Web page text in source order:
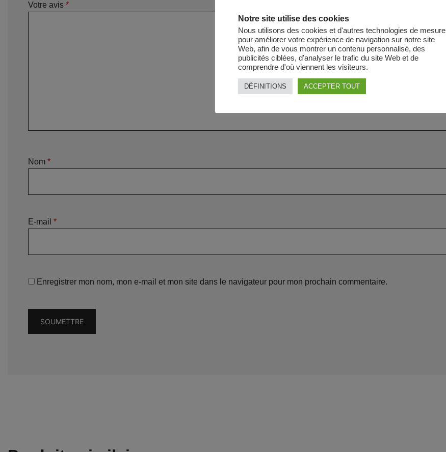
Votre avis *
Nom *
E-mail *
Enregistrer mon nom, mon e-mail et mon site dans le navigateur pour mon prochain commentaire.
Notre site utilise des cookies
Nous utilisons des cookies et d'autres technologies de mesure
pour améliorer votre expérience de navigation sur notre site
Web, afin de vous montrer un contenu personnalisé, des
publicités ciblées, d'analyser le trafic du site Web et de
comprendre d'où viennent les visiteurs.
DÉFINITIONS ACCEPTER TOUT